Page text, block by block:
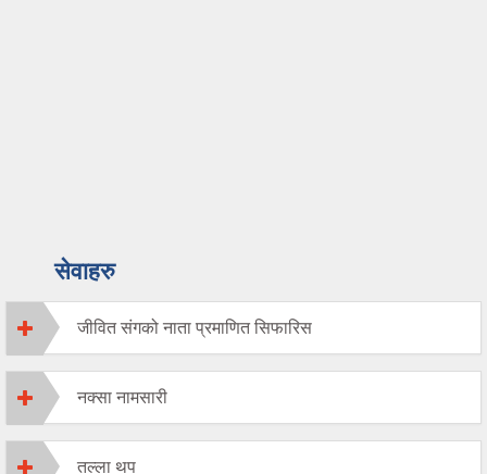
सेवाहरु
जीवित संगको नाता प्रमाणित सिफारिस
नक्सा नामसारी
तल्ला थप